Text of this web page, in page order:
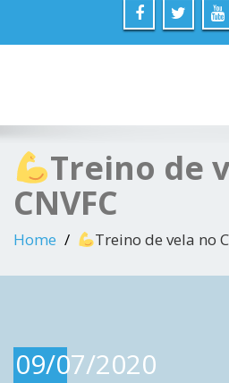
Treino de
CNVFC
Home Treino de vela no
09/07/2020